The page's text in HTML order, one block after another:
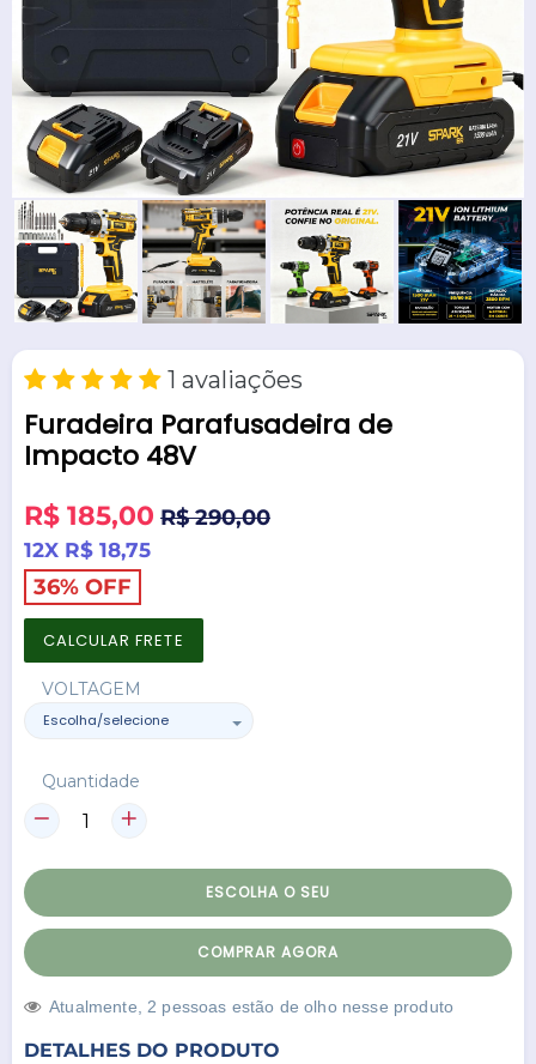
1 avaliações
Furadeira Parafusadeira de
Impacto 48V
Preço
normal
R$ 185,00 R$ 290,00
12X R$ 18,75
36% OFF
CALCULAR FRETE
VOLTAGEM
Quantidade
ESCOLHA O SEU
COMPRAR AGORA
Atualmente,2 pessoas estão de olho nesse produto
DETALHES DO PRODUTO